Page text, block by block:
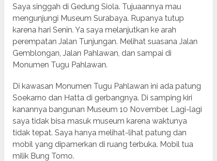
Saya singgah di Gedung Siola. Tujuaannya mau
mengunjungi Museum Surabaya. Rupanya tutup
karena hari Senin. Ya saya melanjutkan ke arah
perempatan Jalan Tunjungan. Melihat suasana Jalan
Gemblongan, Jalan Pahlawan, dan sampai di
Monumen Tugu Pahlawan.
Di kawasan Monumen Tugu Pahlawan ini ada patung
Soekarno dan Hatta di gerbangnya. Di samping kiri
kanannya bangunan Museum 10 November. Lagi-lagi
saya tidak bisa masuk museum karena waktunya
tidak tepat. Saya hanya melihat-lihat patung dan
mobil yang dipamerkan di ruang terbuka. Mobil tua
milik Bung Tomo.